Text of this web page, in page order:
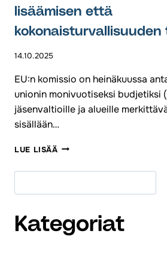
lisäämisen että
14.10.2025
EU:n komissio on heinäkuussa
unionin monivuotiseksi budjetiksi
jäsenvaltioille ja alueille
sisällään…
LUE LISÄÄ ETELÄ-
LIITON
EU:N
2028–
2034:
Kategoriat